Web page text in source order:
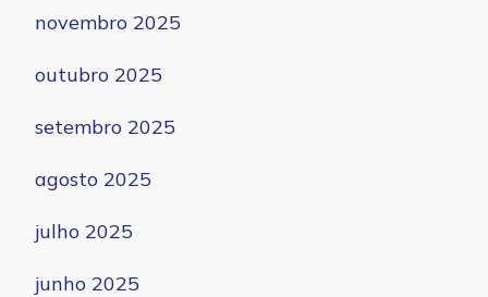
novembro 2025
outubro 2025
setembro 2025
agosto 2025
julho 2025
junho 2025